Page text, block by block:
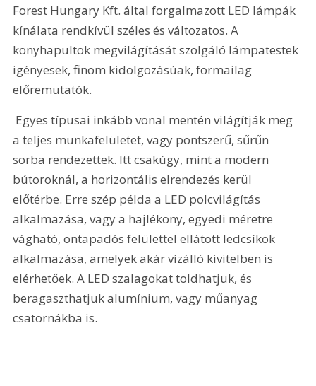
Forest Hungary Kft. által forgalmazott LED lámpák
kínálata rendkívül széles és változatos. A
konyhapultok megvilágítását szolgáló lámpatestek
igényesek, finom kidolgozásúak, formailag
előremutatók.
a teljes munkafelületet, vagy pontszerű, sűrűn
sorba rendezettek. Itt csakúgy, mint a modern
bútoroknál, a horizontális elrendezés kerül
előtérbe. Erre szép példa a LED polcvilágítás
alkalmazása, vagy a hajlékony, egyedi méretre
vágható, öntapadós felülettel ellátott ledcsíkok
alkalmazása, amelyek akár vízálló kivitelben is
elérhetőek. A LED szalagokat toldhatjuk, és
beragaszthatjuk alumínium, vagy műanyag
csatornákba is.